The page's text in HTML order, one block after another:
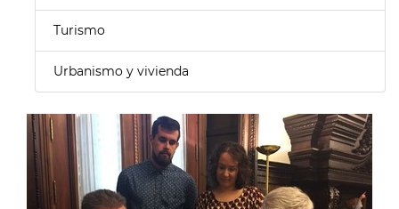
Turismo
Urbanismo y vivienda